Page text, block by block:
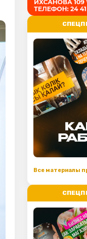
Все материалы